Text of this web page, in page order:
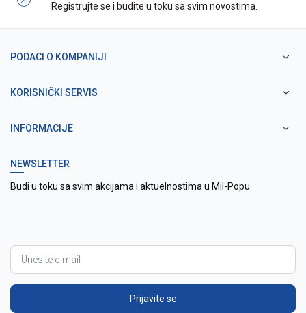
Registrujte se i budite u toku sa svim novostima.
PODACI O KOMPANIJI
KORISNIČKI SERVIS
INFORMACIJE
NEWSLETTER
Budi u toku sa svim akcijama i aktuelnostima u Mil-Popu.
Prijavite se